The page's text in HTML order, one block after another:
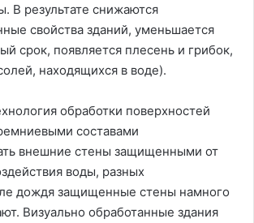
В результате снижаются
свойства зданий, уменьшается
срок, появляется плесень и грибок,
находящихся в воде).
обработки поверхностей
составами
внешние стены защищенными от
воды, разных
дождя защищенные стены намного
Визуально обработанные здания